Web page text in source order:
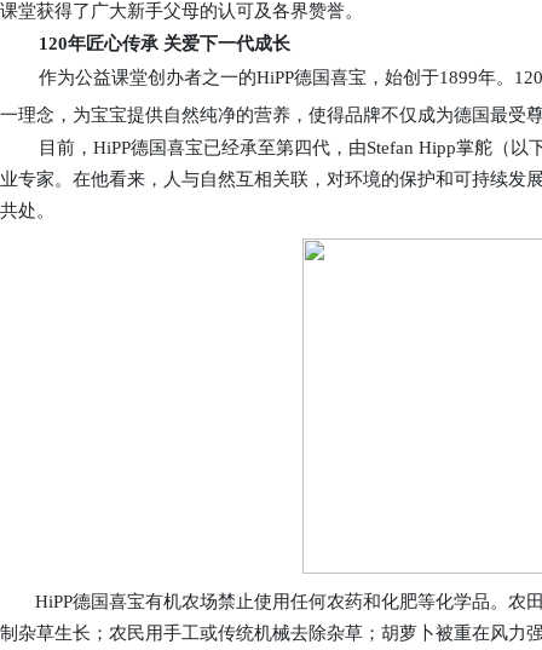
课堂获得了广大新手父母的认可及各界赞誉。
120年匠心传承 关爱下一代成长
作为公益课堂创办者之一的HiPP德国喜宝 ， 始创于1899年。
一理念， 为宝宝提供自然纯净的营养， 使得品牌不仅 成为德国最受
目前， HiPP德国喜宝已经承至第四代 ，由Stefan Hipp掌舵 （以
业专家。 在他看来， 人与自然互相关联，对环境的保护和可持续发
共处。
HiPP德国喜宝有机农场禁止使用任何农药和化肥等化学品。农
制杂草生长；农民用手工或传统机械去除杂草；胡萝卜被重在风力